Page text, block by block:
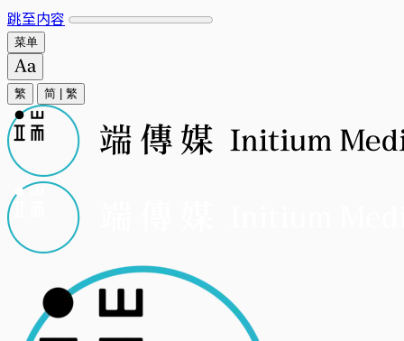
跳至内容
菜单
繁 简 繁